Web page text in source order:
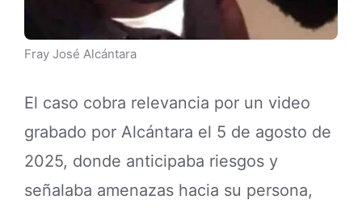
Fray José Alcántara
El caso cobra relevancia por un video
grabado por Alcántara el 5 de agosto de
2025, donde anticipaba riesgos y
señalaba amenazas hacia su persona,